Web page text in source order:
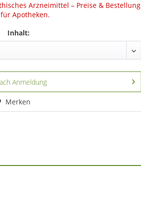
Arzneimittel – Preise & Bestellung
Apotheken.
Inhalt:
Anmeldung
Merken